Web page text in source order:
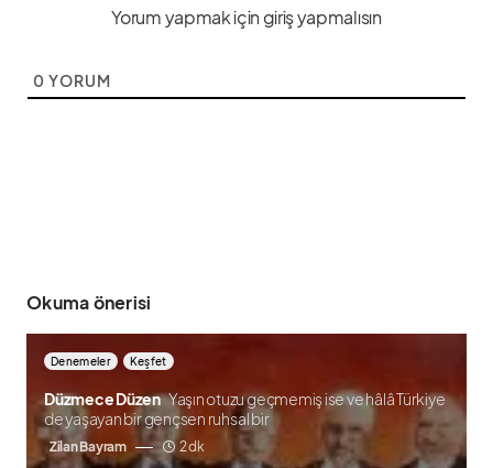
Yorum yapmak için giriş yapmalısın
0 YORUM
Okuma önerisi
Denemeler Keşfet
Düzmece Düzen Yaşın otuzu geçmemiş ise ve hâlâ Türkiye
de yaşayan bir gençsen ruhsal bir
Zilan Bayram 2 dk